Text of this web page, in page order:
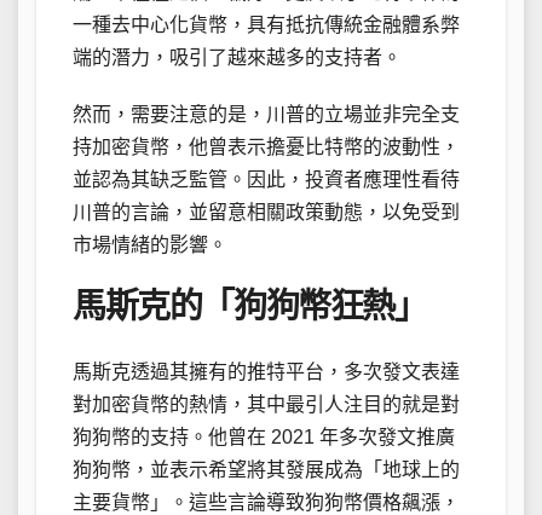
一種去中心化貨幣，具有抵抗傳統金融體系弊
端的潛力，吸引了越來越多的支持者。
然而，需要注意的是，川普的立場並非完全支
持加密貨幣，他曾表示擔憂比特幣的波動性，
並認為其缺乏監管。因此，投資者應理性看待
川普的言論，並留意相關政策動態，以免受到
市場情緒的影響。
馬斯克的「狗狗幣狂熱」
馬斯克透過其擁有的推特平台，多次發文表達
對加密貨幣的熱情，其中最引人注目的就是對
狗狗幣的支持。他曾在 2021 年多次發文推廣
狗狗幣，並表示希望將其發展成為「地球上的
主要貨幣」。這些言論導致狗狗幣價格飆漲，